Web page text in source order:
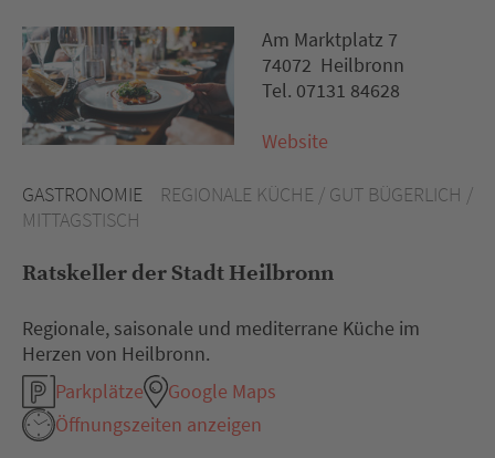
GASTRONOMIE
REGIONALE KÜCHE / GUT BÜGERLICH /
MITTAGSTISCH
Ratskeller der Stadt Heilbronn
Regionale, saisonale und mediterrane Küche im
Herzen von Heilbronn.
Parkplätze
Google Maps
Öffnungszeiten anzeigen
Am Marktplatz 7
74072 Heilbronn
Tel. 07131 84628
Website